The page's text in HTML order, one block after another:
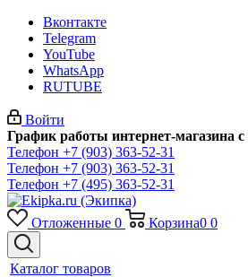
Вконтакте
Telegram
YouTube
WhatsApp
RUTUBE
Войти
График работы интернет-магазина с
Телефон +7 (903) 363-52-31
Телефон +7 (903) 363-52-31
Телефон +7 (495) 363-52-31
Отложенные 0 Корзина0 0
Каталог товаров